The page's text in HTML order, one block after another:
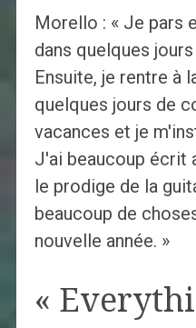
Morello : « Je pars
dans quelques
Ensuite, je rentre à
quelques jours de
vacances et je
J'ai beaucoup écrit
le prodige de la
beaucoup de
nouvelle année. »
«